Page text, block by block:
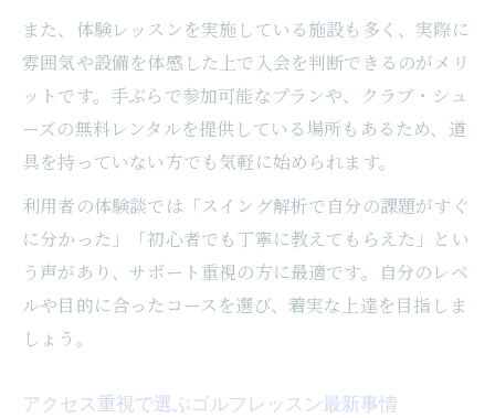
平日も通いやすいゴルフレッスン施設の探
し方
忙しい方に最適なゴルフレッスンの受け方
とは
手ぶらでOKな月島のゴルフレッスン体験ガイ
ド
手ぶら通学可能な月島ゴルフレッスンの魅
法
また、体験レッスンを実施している施設も多く、実際に
雰囲気や設備を体感した上で入会を判断できるのがメリ
ットです。手ぶらで参加可能なプランや、クラブ・シュ
ーズの無料レンタルを提供している場所もあるため、道
具を持っていない方でも気軽に始められます。
利用者の体験談では「スイング解析で自分の課題がすぐ
に分かった」「初心者でも丁寧に教えてもらえた」とい
う声があり、サポート重視の方に最適です。自分のレベ
ルや目的に合ったコースを選び、着実な上達を目指しま
しょう。
アクセス重視で選ぶゴルフレッスン最新事情